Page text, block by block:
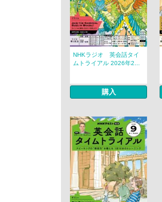
NHKラジオ 英会話タイ
ムトライアル 2026年2...
購入